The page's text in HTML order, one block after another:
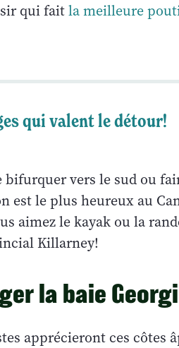
qui faitla meilleure
qui valent le détour!
bifurquer vers le sud ou
est le plus heureux au
aimez le kayak ou la
Killarney!
la baie
apprécieront ces côtes